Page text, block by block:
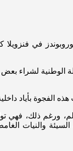
الوطنية لشراء
الفجوة بأياد
ورغم ذلك،
السيئة والنيات